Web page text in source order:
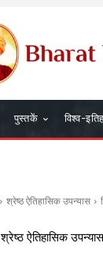
पुस्तकें विश्व-
श्रेष्ठ ऐतिहासिक उपन्यास
श्रेष्ठ ऐतिहासिक उपन्यास